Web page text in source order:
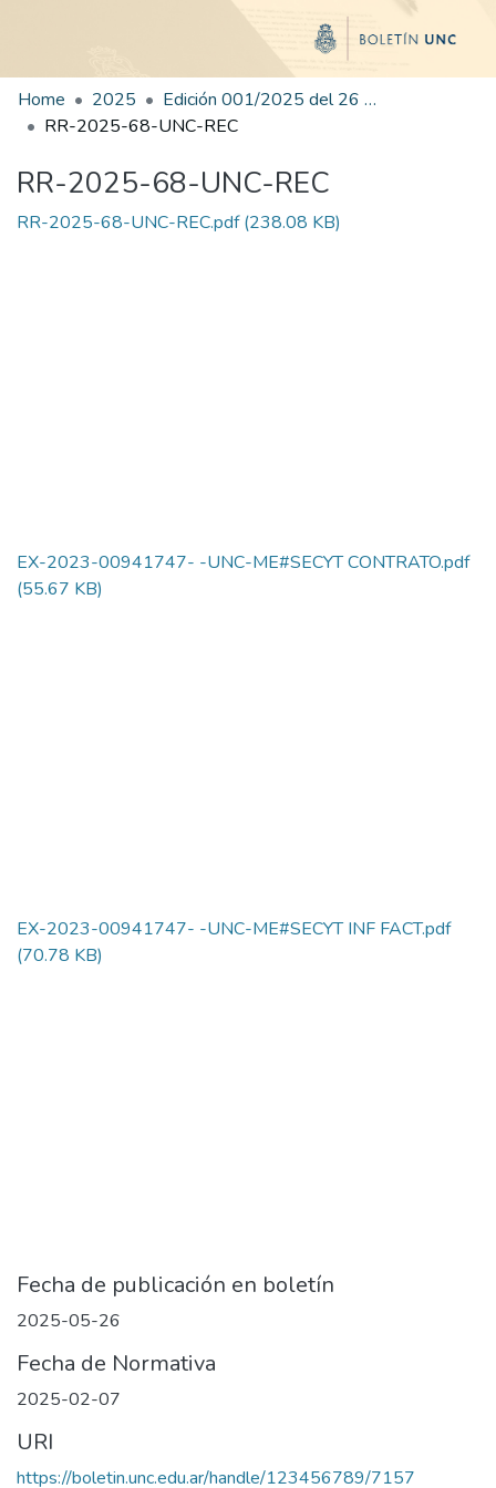
Home 2025
Edición 001/2025 del 26 de mayo de 2025
RR-2025-68-UNC-REC
RR-2025-68-UNC-REC
RR-2025-68-UNC-REC.pdf(238.08 KB)
EX-2023-00941747- -UNC-ME#SECYT CONTRATO.pdf
(55.67 KB)
EX-2023-00941747- -UNC-ME#SECYT INF FACT.pdf
(70.78 KB)
Fecha de publicación en boletín
2025-05-26
Fecha de Normativa
2025-02-07
URI
https://boletin.unc.edu.ar/handle/123456789/7157